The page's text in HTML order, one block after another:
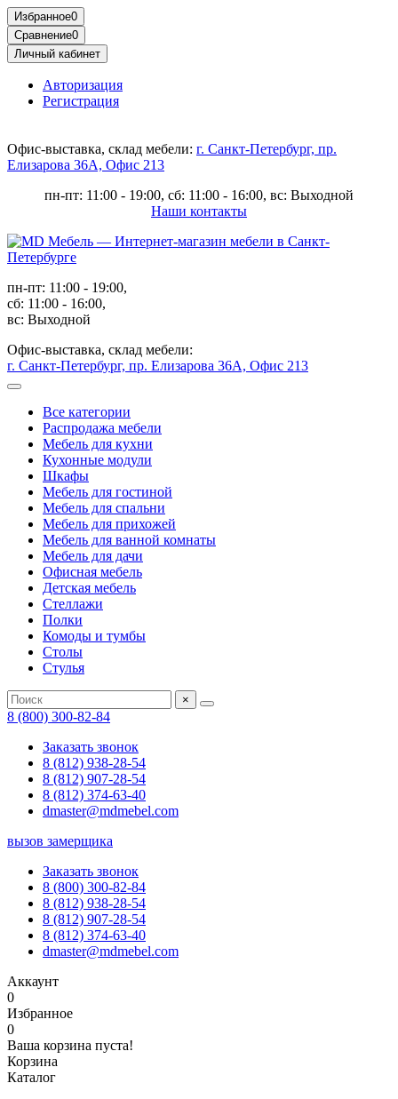
Избранное0
Сравнение0
Личный кабинет
Авторизация
Регистрация
Офис-выставка, склад мебели: г. Санкт-Петербург, пр.
Елизарова 36А, Офис 213
пн-пт: 11:00 - 19:00, сб: 11:00 - 16:00, вс: Выходной
Наши контакты
пн-пт: 11:00 - 19:00,
сб: 11:00 - 16:00,
вс: Выходной
Офис-выставка, склад мебели:
г. Санкт-Петербург, пр. Елизарова 36А, Офис 213
Все категории
Распродажа мебели
Мебель для кухни
Кухонные модули
Шкафы
Мебель для гостиной
Мебель для спальни
Мебель для прихожей
Мебель для ванной комнаты
Мебель для дачи
Офисная мебель
Детская мебель
Стеллажи
Полки
Комоды и тумбы
Столы
Стулья
×
8 (800) 300-82-84
Заказать звонок
8 (812) 938-28-54
8 (812) 907-28-54
8 (812) 374-63-40
dmaster@mdmebel.com
вызов замерщика
Заказать звонок
8 (800) 300-82-84
8 (812) 938-28-54
8 (812) 907-28-54
8 (812) 374-63-40
dmaster@mdmebel.com
Аккаунт
0
Избранное
0
Ваша корзина пуста!
Корзина
Каталог